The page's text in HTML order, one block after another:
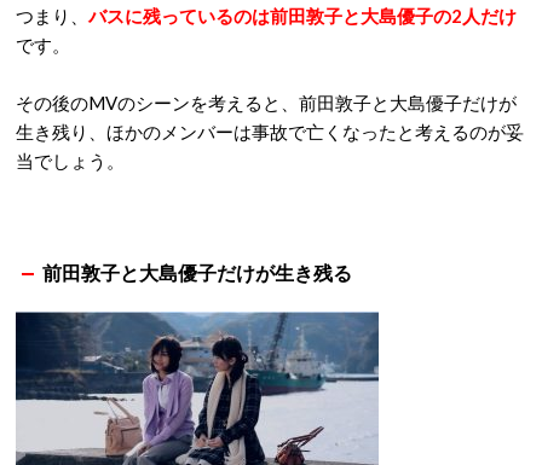
つまり、バスに残っているのは前田敦子と大島優子の2人だけ
です。
その後のMVのシーンを考えると、前田敦子と大島優子だけが
生き残り、ほかのメンバーは事故で亡くなったと考えるのが妥
当でしょう。
前田敦子と大島優子だけが生き残る